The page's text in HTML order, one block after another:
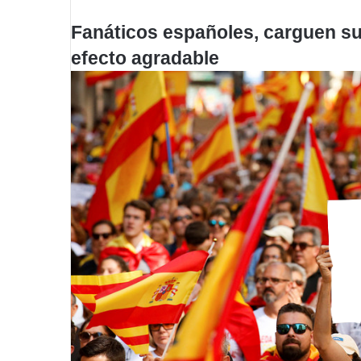
Fanáticos españoles, carguen
efecto agradable